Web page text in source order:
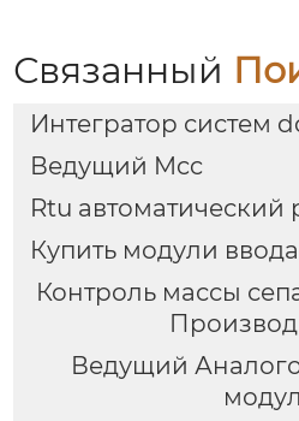
Связанный
Интегратор систем
Ведущий Mcc
Rtu
Купить модули
Контроль массы
Ведущий